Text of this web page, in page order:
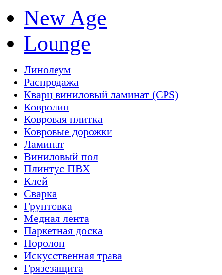
New Age
Lounge
Линолеум
Распродажа
Кварц виниловый ламинат (CPS)
Ковролин
Ковровая плитка
Ковровые дорожки
Ламинат
Виниловый пол
Плинтус ПВХ
Клей
Сварка
Грунтовка
Медная лента
Паркетная доска
Поролон
Искусственная трава
Грязезащита